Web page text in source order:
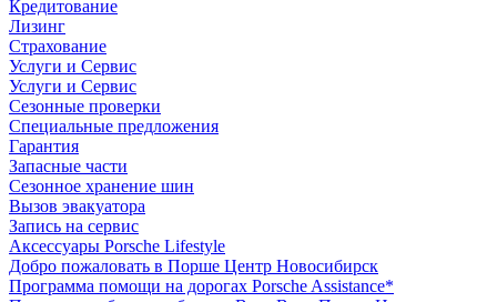
Кредитование
Лизинг
Страхование
Услуги и Сервис
Услуги и Сервис
Сезонные проверки
Специальные предложения
Гарантия
Запасные части
Сезонное хранение шин
Вызов эвакуатора
Запись на сервис
Аксессуары Porsche Lifestyle
Добро пожаловать в Порше Центр Новосибирск
Программа помощи на дорогах Porsche Assistance*